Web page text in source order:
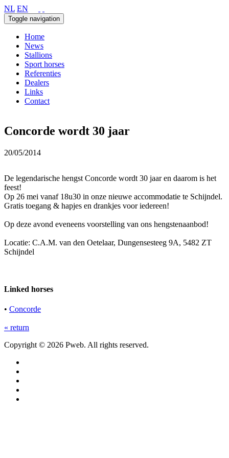
NL EN
Toggle navigation
Home
News
Stallions
Sport horses
Referenties
Dealers
Links
Contact
Concorde wordt 30 jaar
20/05/2014
De legendarische hengst Concorde wordt 30 jaar en daarom is het
feest!
Op 26 mei vanaf 18u30 in onze nieuwe accommodatie te Schijndel.
Gratis toegang & hapjes en drankjes voor iedereen!
Op deze avond eveneens voorstelling van ons hengstenaanbod!
Locatie: C.A.M. van den Oetelaar, Dungensesteeg 9A, 5482 ZT
Schijndel
Linked horses
• Concorde
« return
Copyright © 2026 Pweb. All rights reserved.